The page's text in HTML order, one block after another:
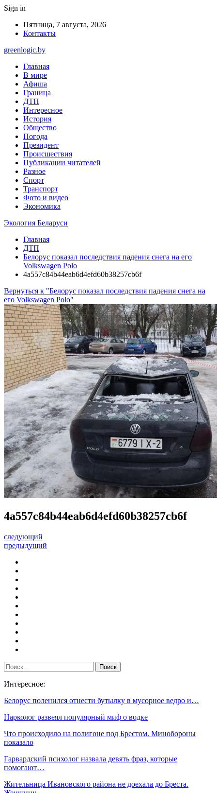
Sign in
Пятница, 7 августа, 2026
Контакты
greenlogic.by
Главная
В мире
Афиша
Граница
ДТП
Интересное
История
Общество
Погода
Президент
Происшествия
Публикации читателей
Разное
Спорт
Транспорт
Фото и видео
Экономика
Экология Беларуси
Главная
ДТП
Белорус показал последствия падения снега на его
Volkswagen Polo
4a557c84b44eab6d4efd60b38257cb6f
Вернуться к "Белорус показал последствия падения снега на
его Volkswagen Polo"
4a557c84b44eab6d4efd60b38257cb6f
следующий
предыдущий
Интересное:
Белорус поленился отнести бутылку в мусорное ведро и…
Нарколог развеял популярный миф о водке
Что происходило на полигоне под Брестом. Минобороны
показало
Гарвардский психолог назвала девять фраз, которые
помогают…
Жительница Ивановского района не доехала до Бреста.